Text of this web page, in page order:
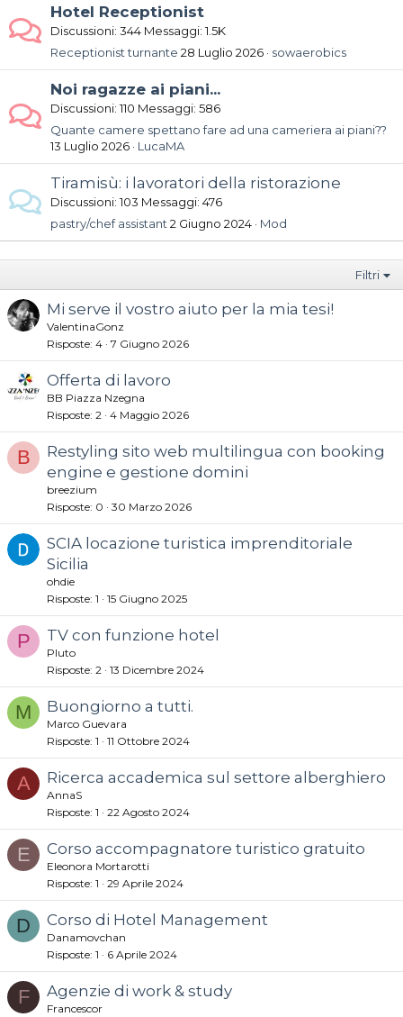
Hotel Receptionist
Discussioni 344 Messaggi 1.5K
Receptionist turnante 28 Luglio 2026 sowaerobics
Noi ragazze ai piani...
Discussioni 110 Messaggi 586
Quante camere spettano fare ad una cameriera ai piani??
13 Luglio 2026
LucaMA
Tiramisù: i lavoratori della ristorazione
Discussioni 103 Messaggi 476
pastry/chef assistant 2 Giugno 2024 Mod
Filtri
Mi serve il vostro aiuto per la mia tesi!
ValentinaGonz
Risposte 4 7 Giugno 2026
Offerta di lavoro
BB Piazza Nzegna
Risposte 2 4 Maggio 2026
B
Restyling sito web multilingua con booking
engine e gestione domini
breezium
Risposte 0 30 Marzo 2026
SCIA locazione turistica imprenditoriale
Sicilia
ohdie
Risposte 1 15 Giugno 2025
P TV con funzione hotel
Pluto
Risposte 2 13 Dicembre 2024
M Buongiorno a tutti.
Marco Guevara
Risposte 1 11 Ottobre 2024
A Ricerca accademica sul settore alberghiero
AnnaS
Risposte 1 22 Agosto 2024
E Corso accompagnatore turistico gratuito
Eleonora Mortarotti
Risposte 1 29 Aprile 2024
D Corso di Hotel Management
Danamovchan
Risposte 1 6 Aprile 2024
F Agenzie di work & study
Francescor